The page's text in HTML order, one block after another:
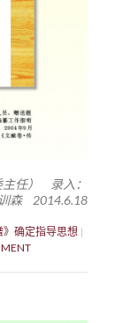
任） 录入：
森 2014.6.18
确定指导思想